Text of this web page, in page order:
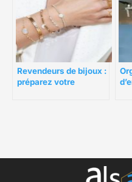
Revendeurs de bijoux :
préparez votre